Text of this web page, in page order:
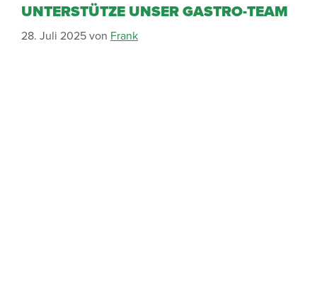
UNTERSTÜTZE UNSER GASTRO-TEAM
28. Juli 2025von Frank